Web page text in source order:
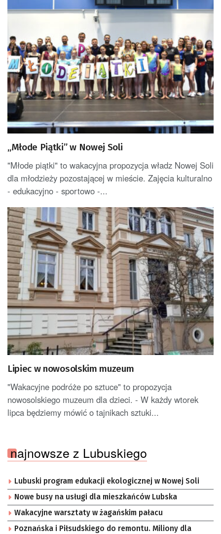
„Młode Piątki” w Nowej Soli
"Młode piątki" to wakacyjna propozycja władz Nowej Soli
dla młodzieży pozostającej w mieście. Zajęcia kulturalno
- edukacyjno - sportowo -...
Lipiec w nowosolskim muzeum
"Wakacyjne podróże po sztuce" to propozycja
nowosolskiego muzeum dla dzieci. - W każdy wtorek
lipca będziemy mówić o tajnikach sztuki...
najnowsze z Lubuskiego
Lubuski program edukacji ekologicznej w Nowej Soli
Nowe busy na usługi dla mieszkańców Lubska
Wakacyjne warsztaty w żagańskim pałacu
Poznańska i Piłsudskiego do remontu. Miliony dla